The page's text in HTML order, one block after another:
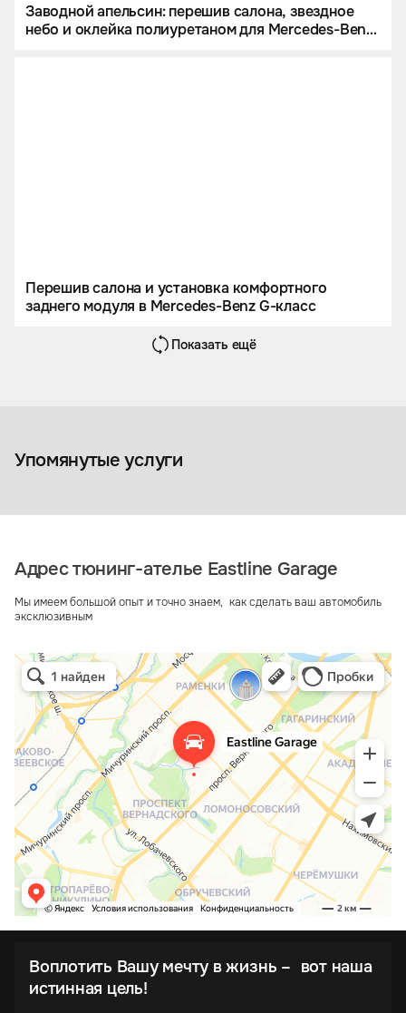
Заводной апельсин: перешив салона, звездное
небо и оклейка полиуретаном для Mercedes-Benz
Перешив салона и установка комфортного
заднего модуля в Mercedes-Benz G-класс
Показать ещё
Упомянутые услуги
автомобиля
Адрес тюнинг-ателье Eastline Garage
Мы имеем большой опыт и точно знаем, как сделать ваш автомобиль
эксклюзивным
Воплотить Вашу мечту в жизнь – вот наша
истинная цель!